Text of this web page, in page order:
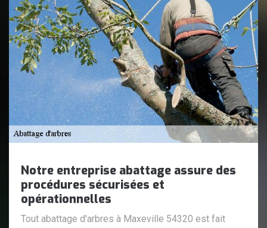
Notre entreprise abattage assure des
procédures sécurisées et
opérationnelles
Tout abattage d'arbres à Maxeville 54320 est fait